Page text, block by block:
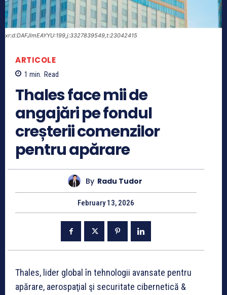
xr:d:DAFJImEAYYU:199,j:3327839549,t:23042415
ARTICOLE
1 min. Read
Thales face mii de
angajări pe fondul
creșterii comenzilor
pentru apărare
By Radu Tudor
February 13, 2026
Thales, lider global în tehnologii avansate pentru
apărare, aerospaţial şi securitate cibernetică &